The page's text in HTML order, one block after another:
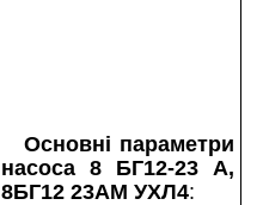
Основні параметри
насоса 8 БГ12-23 А,
8БГ12 23АМ УХЛ4: